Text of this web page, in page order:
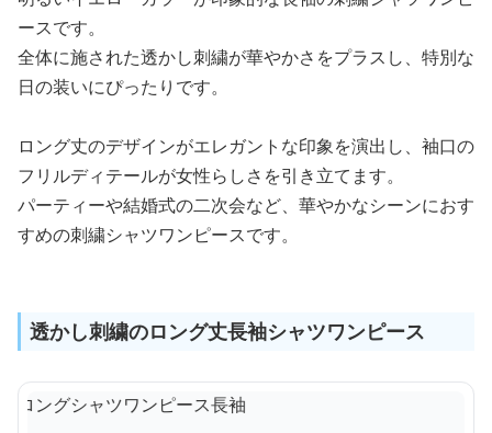
ースです。
全体に施された透かし刺繍が華やかさをプラスし、特別な
日の装いにぴったりです。
ロング丈のデザインがエレガントな印象を演出し、袖口の
フリルディテールが女性らしさを引き立てます。
パーティーや結婚式の二次会など、華やかなシーンにおす
すめの刺繍シャツワンピースです。
透かし刺繍のロング丈長袖シャツワンピース